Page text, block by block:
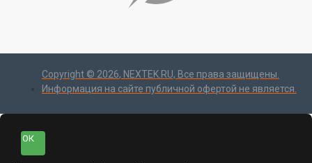
Copyright © 2026, NEXTEK.RU, Все права защищены.
Информация на сайте публичной офертой не является.
ОК